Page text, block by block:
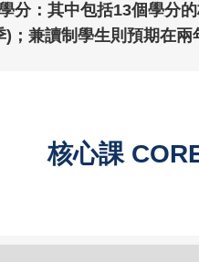
分：其中包括13個學分
；兼讀制學生則預期在兩
Image
核心課